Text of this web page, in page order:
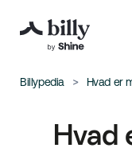
Billypedia Hvad er
Hvad